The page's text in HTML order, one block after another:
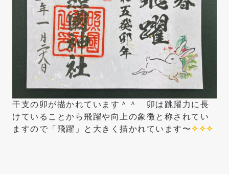
干支の卯が描かれています＾＾ 卯は跳躍力に長
けていることから飛躍や向上の象徴と称されてい
ますので「飛躍」と大きく描かれています〜✧✧✧